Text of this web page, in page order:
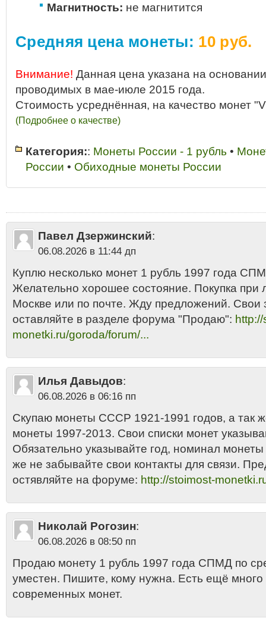
Магнитность: не магнитится
Средняя цена монеты: 10 руб.
Внимание! Данная цена указана на
проводимых в мае-июле 2015 года.
Стоимость усреднённая, на качество монет
(Подробнее о качестве)
Категория:: Монеты России - 1 рубль •
России • Обиходные монеты России
украине стоимость•1 рубль 1997 СПМД•1 рубль 1997 цена•1 рубль
монетный двор•1 рубль СПМД 1997 цена
1997 года
Павел Дзержинский:
06.08.2026 в 11:44 дп
Куплю несколько монет 1 рубль 1997 года
Желательно хорошее состояние. Покупка при
Москве или по почте. Жду предложений. Свои
оставляйте в разделе форума "Продаю":
monetki.ru/goroda/forum/...
Илья Давыдов:
06.08.2026 в 06:16 пп
Скупаю монеты СССР 1921-1991 годов, а так
монеты 1997-2013. Свои списки монет
Обязательно указывайте год, номинал монеты
же не забывайте свои контакты для связи.
остявляйте на форуме: http://stoimost-
Николай Рогозин:
06.08.2026 в 08:50 пп
Продаю монету 1 рубль 1997 года СПМД по
уместен. Пишите, кому нужна. Есть ещё
современных монет.